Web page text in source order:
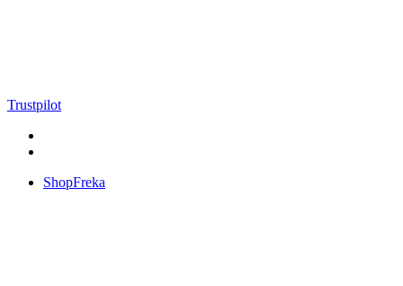
Trustpilot
ShopFreka